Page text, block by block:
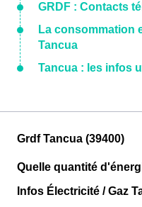
GRDF : Contacts
La consommation
Tancua
Tancua : les infos
Grdf Tancua (39400)
Quelle quantité
Infos Électricité / Gaz